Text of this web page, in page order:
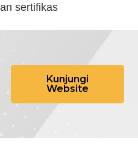
sertifikas
Kunjungi
Website